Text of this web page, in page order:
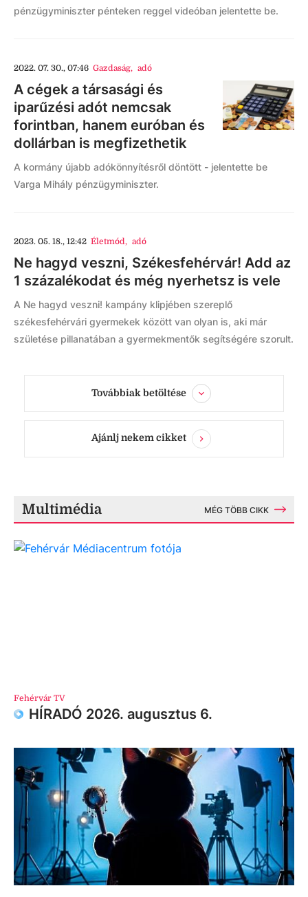
pénzügyminiszter pénteken reggel videóban jelentette be.
2022. 07. 30., 07:46 Gazdaság, adó
A cégek a társasági és
iparűzési adót nemcsak
forintban, hanem euróban és
dollárban is megfizethetik
A kormány újabb adókönnyítésről döntött - jelentette be
Varga Mihály pénzügyminiszter.
2023. 05. 18., 12:42 Életmód, adó
Ne hagyd veszni, Székesfehérvár! Add az
1 százalékodat és még nyerhetsz is vele
A Ne hagyd veszni! kampány klipjében szereplő
székesfehérvári gyermekek között van olyan is, aki már
születése pillanatában a gyermekmentők segítségére szorult.
Továbbiak betöltése
Ajánlj nekem cikket
Multimédia MÉG TÖBB CIKK
Fehérvár TV
HÍRADÓ 2026. augusztus 6.